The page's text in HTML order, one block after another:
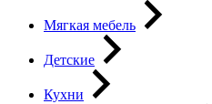
Мягкая мебель
Детские
Кухни